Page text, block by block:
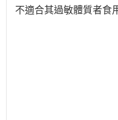
不適合其過敏體質者食